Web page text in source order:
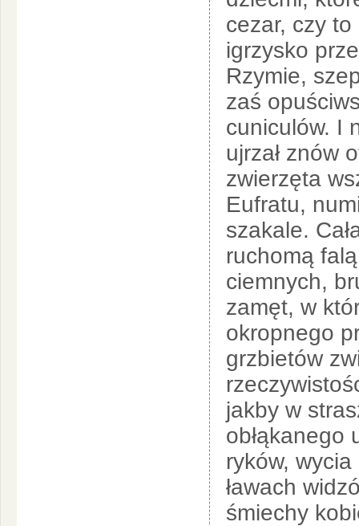
cezar, czy
igrzysko
Rzymie,
zaś
cuniculów. I
ujrzał znów
zwierzęta
Eufratu,
szakale.
ruchomą
ciemnych,
zamęt, w
okropnego
grzbietów
jakby w
obłąkanego
ryków,
ławach
śmiechy